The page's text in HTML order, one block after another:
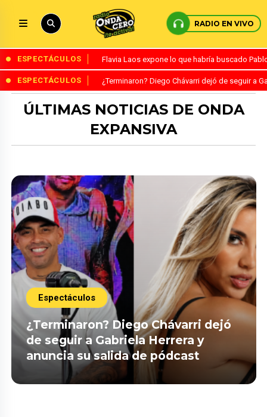
RADIO EN VIVO
ESPECTÁCULOS Flavia Laos expone lo que habría buscado
ESPECTÁCULOS ¿Terminaron? Diego Chávarri dejó de seguir a
ÚLTIMAS NOTICIAS DE ONDA
EXPANSIVA
Espectáculos
¿Terminaron? Diego Chávarri dejó
de seguir a Gabriela Herrera y
anuncia su salida de pódcast